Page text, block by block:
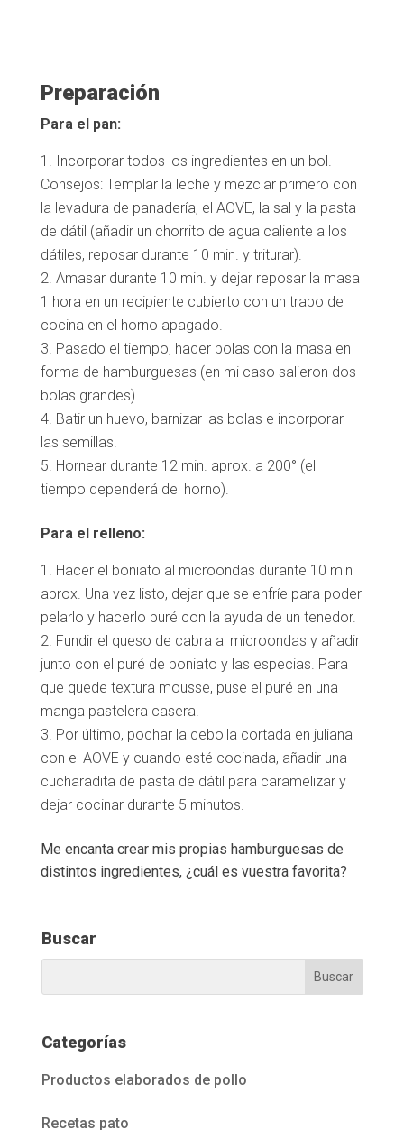
Preparación
Para el pan:
Incorporar todos los ingredientes en un bol.
Consejos: Templar la leche y mezclar primero con
la levadura de panadería, el AOVE, la sal y la pasta
de dátil (añadir un chorrito de agua caliente a los
dátiles, reposar durante 10 min. y triturar).
Amasar durante 10 min. y dejar reposar la masa
1 hora en un recipiente cubierto con un trapo de
cocina en el horno apagado.
Pasado el tiempo, hacer bolas con la masa en
forma de hamburguesas (en mi caso salieron dos
bolas grandes).
Batir un huevo, barnizar las bolas e incorporar
las semillas.
Hornear durante 12 min. aprox. a 200° (el
tiempo dependerá del horno).
Para el relleno:
Hacer el boniato al microondas durante 10 min
aprox. Una vez listo, dejar que se enfríe para poder
pelarlo y hacerlo puré con la ayuda de un tenedor.
Fundir el queso de cabra al microondas y añadir
junto con el puré de boniato y las especias. Para
que quede textura mousse, puse el puré en una
manga pastelera casera.
Por último, pochar la cebolla cortada en juliana
con el AOVE y cuando esté cocinada, añadir una
cucharadita de pasta de dátil para caramelizar y
dejar cocinar durante 5 minutos.
Me encanta crear mis propias hamburguesas de
distintos ingredientes, ¿cuál es vuestra favorita?
Buscar
Categorías
Productos elaborados de pollo
Recetas pato